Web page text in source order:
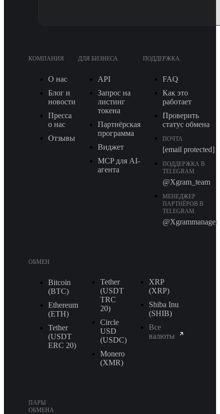
КОМПАНИЯ
О нас
Блог и
новости
Пресса
о нас
Отзывы
ДЛЯ БИЗНЕСА
API
Запрос на
листинг
токена
Партнёрская
программа
Виджет
MCP для AI-
агента
ПОДДЕРЖКА
FAQ
Как это
работает
Проверить
статус обмена
ПОЧТА
[email protected]
ПОДДЕРЖКА В
TELEGRAM
@Xgram_team
МЕНЕДЖЕР
ПАРТНЁРОВ В
TELEGRAM
@Xgrammanager
ОБМЕН
Bitcoin
(BTC)
Ethereum
(ETH)
Tether
(USDT
ERС 20)
Tether
(USDT
TRС
20)
Circle
USD
(USDC)
Monero
(XMR)
XRP
(XRP)
Shiba Inu
(SHIB)
Все
валюты
ПАРЫ
ОБМЕНА